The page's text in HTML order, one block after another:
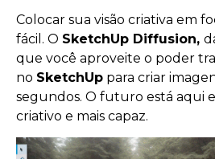
Colocar sua visão criativa em
fácil. O SketchUp Diffusion,
que você aproveite o poder
no SketchUp para criar
segundos. O futuro está aqui
criativo e mais capaz.